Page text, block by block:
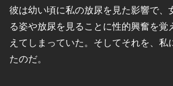
彼は幼い頃に私の放尿を見た影響で、
る姿や放尿を見ることに性的興奮を覚
えてしまっていた。そしてそれを、私
たのだ。